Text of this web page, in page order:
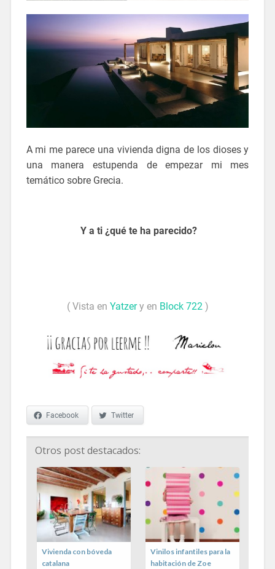
A mi me parece una vivienda digna de los dioses y
una manera estupenda de empezar mi mes
temático sobre Grecia.
Y a ti ¿qué te ha parecido?
( Vista en Yatzery en Block 722 )
Facebook Twitter
Otros post destacados:
Vivienda con bóveda
catalana
Vinilos infantiles para la
habitación de Zoe